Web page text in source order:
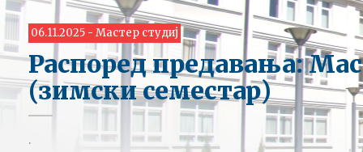
06.11.2025 - Мастер студиј
Распоред предавања:
(зимски семестар)
.